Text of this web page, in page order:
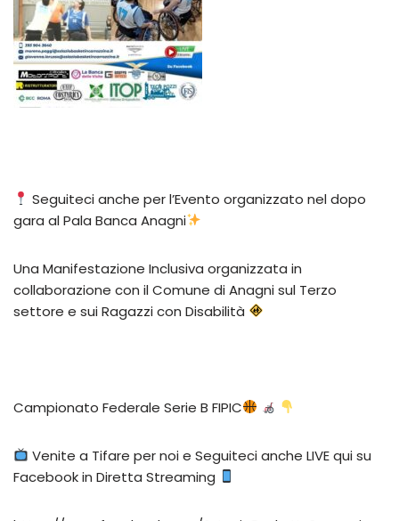
Seguiteci anche per l’Evento organizzato nel dopo
gara al Pala Banca Anagni
Una Manifestazione Inclusiva organizzata in
collaborazione con il Comune di Anagni sul Terzo
settore e sui Ragazzi con Disabilità
Campionato Federale Serie B FIPIC
Venite a Tifare per noi e Seguiteci anche LIVE qui su
Facebook in Diretta Streaming